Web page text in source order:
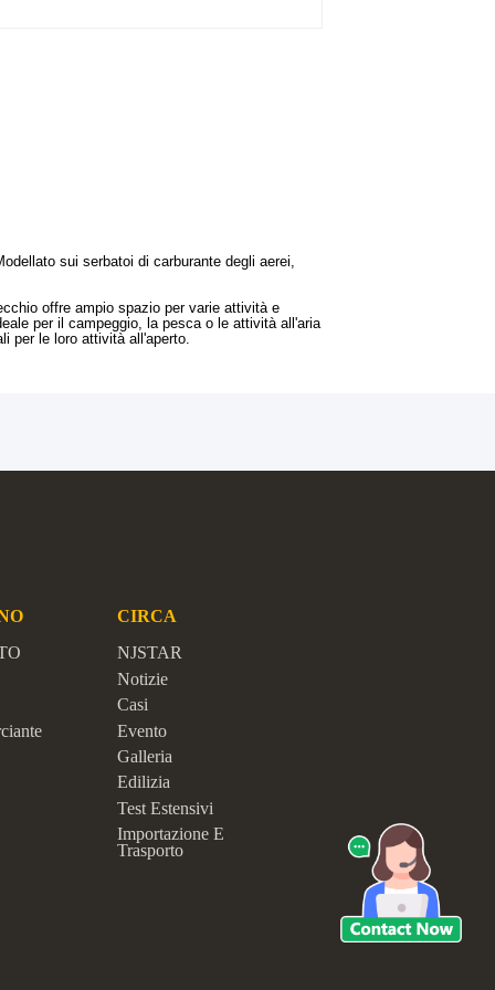
sui serbatoi di carburante degli aerei,
offre ampio spazio per varie attività e
per il campeggio, la pesca o le attività all'aria
per le loro attività all'aperto.
CIRCA
NJSTAR
Notizie
Casi
Evento
Galleria
Edilizia
Test Estensivi
Importazione E
Trasporto